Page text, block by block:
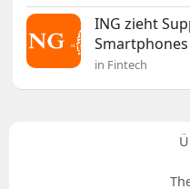
ING zieht
in Fintech